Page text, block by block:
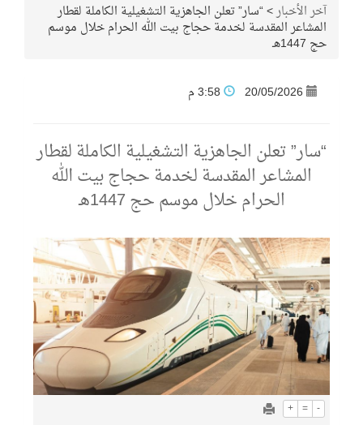
آخر الأخبار>“سار” تعلن الجاهزية التشغيلية الكاملة لقطار
المشاعر المقدسة لخدمة حجاج بيت الله الحرام خلال موسم
حج 1447هـ
20/05/2026
“سار” تعلن الجاهزية التشغيلية الكاملة لقطار
المشاعر المقدسة لخدمة حجاج بيت الله
الحرام خلال موسم حج 1447هـ
+ = -